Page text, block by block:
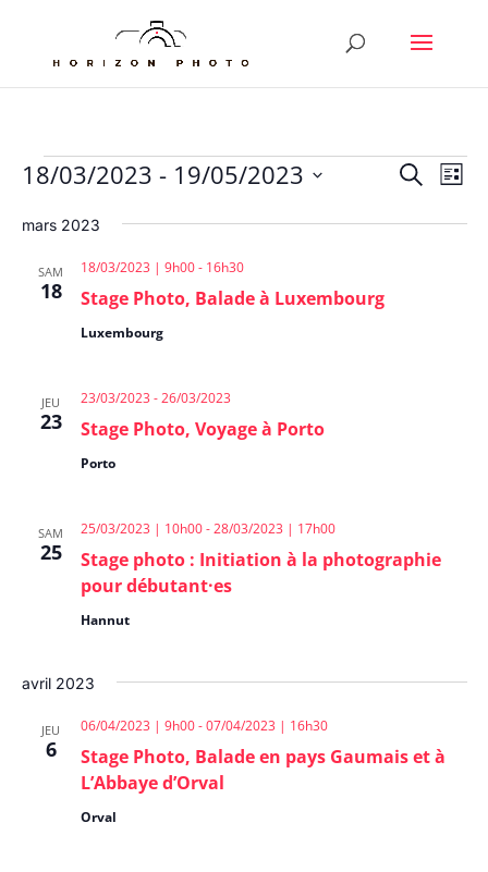
Évènements Recherche
de
Liste
18/03/2023 - 19/05/2023
une
mars 2023
SAM
18 Stage Photo, Balade à Luxembourg
18/03/2023 | 9h00- 16h30
Luxembourg
JEU
23 Stage Photo, Voyage à Porto
23/03/2023-26/03/2023
Porto
SAM
25
Stage photo : Initiation à la photographie
pour débutant·es
25/03/2023 | 10h00-28/03/2023 | 17h00
Hannut
avril 2023
JEU
6
Stage Photo, Balade en pays Gaumais et à
L’Abbaye d’Orval
06/04/2023 | 9h00-07/04/2023 | 16h30
Orval